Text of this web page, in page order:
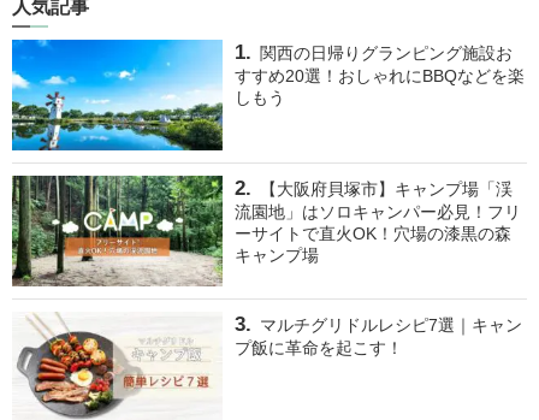
人気記事
関西の日帰りグランピング施設お
すすめ20選！おしゃれにBBQなどを楽
しもう
【大阪府貝塚市】キャンプ場「渓
流園地」はソロキャンパー必見！フリ
ーサイトで直火OK！穴場の漆黒の森
キャンプ場
マルチグリドルレシピ7選｜キャン
プ飯に革命を起こす！